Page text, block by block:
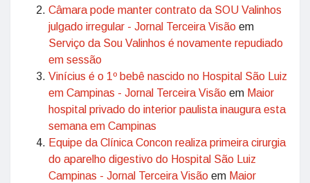
Câmara pode manter contrato da SOU Valinhos
julgado irregular - Jornal Terceira Visão em
Serviço da Sou Valinhos é novamente repudiado
em sessão
Vinícius é o 1º bebê nascido no Hospital São Luiz
em Campinas - Jornal Terceira Visão em Maior
hospital privado do interior paulista inaugura esta
semana em Campinas
Equipe da Clínica Concon realiza primeira cirurgia
do aparelho digestivo do Hospital São Luiz
Campinas - Jornal Terceira Visão em Maior